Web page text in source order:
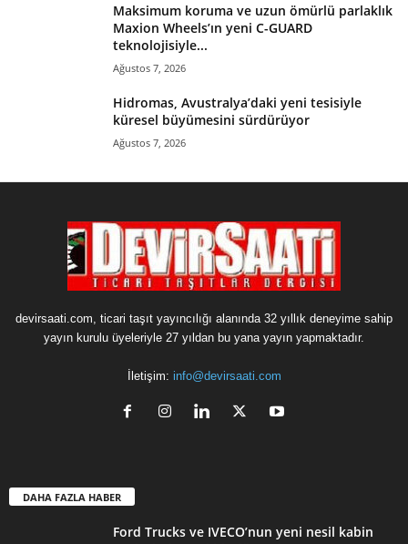
Maksimum koruma ve uzun ömürlü parlaklık
Maxion Wheels’ın yeni C-GUARD
teknolojisiyle...
Ağustos 7, 2026
Hidromas, Avustralya’daki yeni tesisiyle
küresel büyümesini sürdürüyor
Ağustos 7, 2026
devirsaati.com, ticari taşıt yayıncılığı alanında 32 yıllık deneyime sahip
yayın kurulu üyeleriyle 27 yıldan bu yana yayın yapmaktadır.
İletişim: info@devirsaati.com
DAHA FAZLA HABER
Ford Trucks ve IVECO’nun yeni nesil kabin